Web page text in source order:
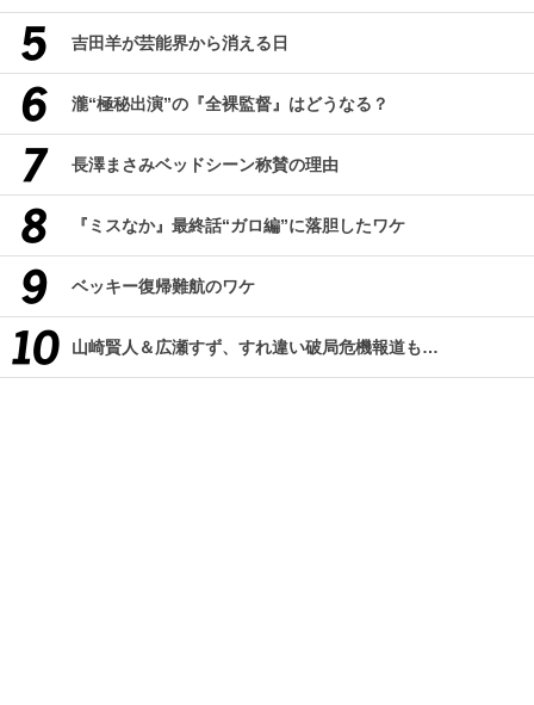
吉田羊が芸能界から消える日
瀧“極秘出演”の『全裸監督』はどうなる？
長澤まさみベッドシーン称賛の理由
『ミスなか』最終話“ガロ編”に落胆したワケ
ベッキー復帰難航のワケ
山崎賢人＆広瀬すず、すれ違い破局危機報道も…